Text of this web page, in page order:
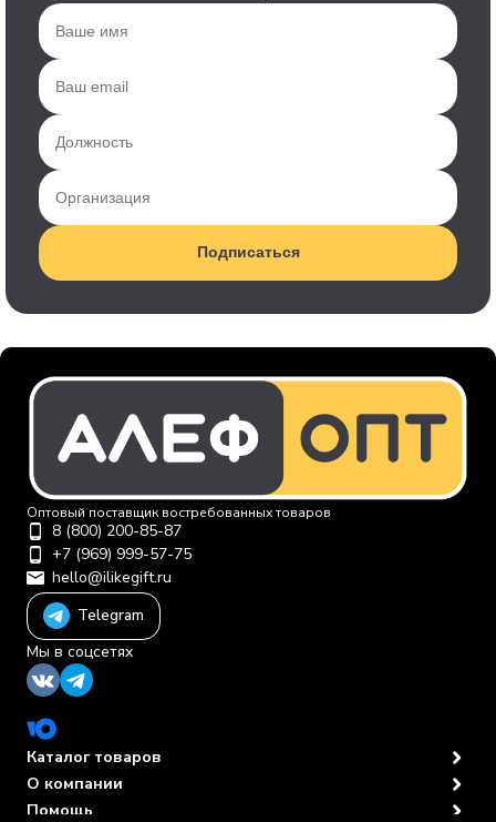
Подписаться
Оптовый поставщик востребованных товаров
8 (800) 200-85-87
+7 (969) 999-57-75
hello@ilikegift.ru
Telegram
Мы в соцсетях
Каталог товаров
О компании
Помощь